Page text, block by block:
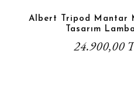
Albert Tripod Mantar
Tasarım
24.900,00